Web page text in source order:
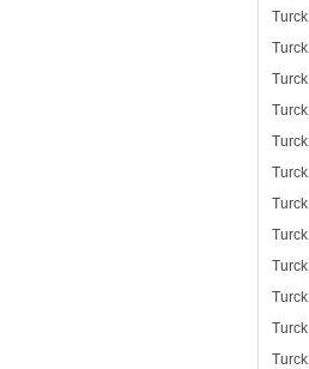
Turck
Turck
Turck
Turck
Turck
Turck
Turck
Turck
Turck
Turck
Turck
Turck